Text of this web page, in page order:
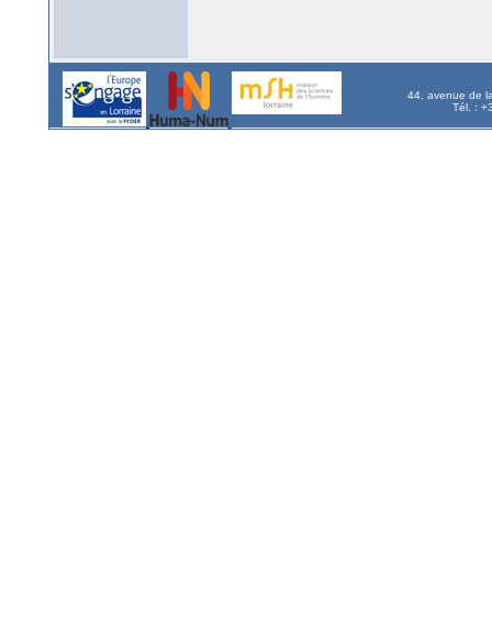
44, avenue de
Tél. :